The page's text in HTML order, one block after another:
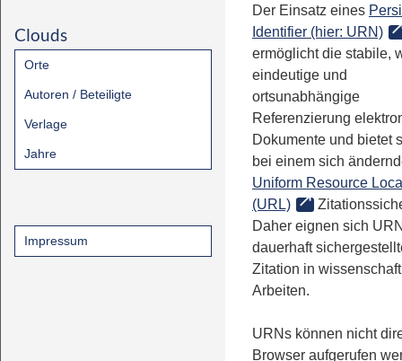
Clouds
Orte
Autoren / Beteiligte
Verlage
Jahre
Impressum
Der Einsatz eines
Identifier (hier: URN)
ermöglicht die stabile,
eindeutige und
ortsunabhängige
Referenzierung
Dokumente und bietet
bei einem sich
Uniform Resource
(URL)
Daher eignen sich
dauerhaft
Zitation in
Arbeiten.
URNs können nicht
Browser aufgerufen